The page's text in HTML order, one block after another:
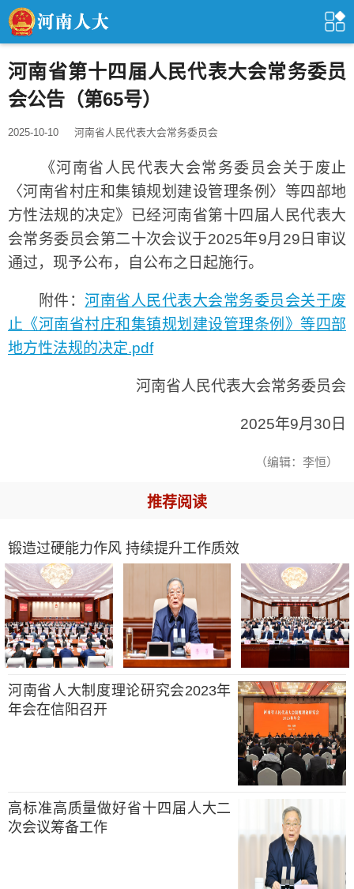
河南省第十四届人民代表大会常务委员
会公告（第65号）
2025-10-10 河南省人民代表大会常务委员会
《河南省人民代表大会常务委员会关于废止
〈河南省村庄和集镇规划建设管理条例〉等四部地
方性法规的决定》已经河南省第十四届人民代表大
会常务委员会第二十次会议于2025年9月29日审议
通过，现予公布，自公布之日起施行。
附件：河南省人民代表大会常务委员会关于废
止《河南省村庄和集镇规划建设管理条例》等四部
地方性法规的决定.pdf
河南省人民代表大会常务委员会
2025年9月30日
（编辑：李恒）
推荐阅读
锻造过硬能力作风 持续提升工作质效
河南省人大制度理论研究会2023年
年会在信阳召开
高标准高质量做好省十四届人大二
次会议筹备工作